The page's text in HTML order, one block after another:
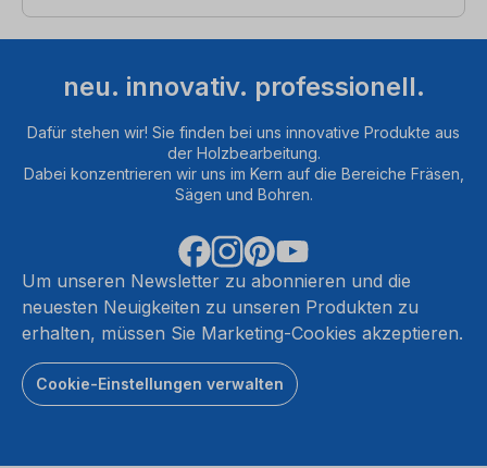
neu. innovativ. professionell.
Dafür stehen wir! Sie finden bei uns innovative Produkte aus
der Holzbearbeitung.
Dabei konzentrieren wir uns im Kern auf die Bereiche Fräsen,
Sägen und Bohren.
Um unseren Newsletter zu abonnieren und die
neuesten Neuigkeiten zu unseren Produkten zu
erhalten, müssen Sie Marketing-Cookies akzeptieren.
Cookie-Einstellungen verwalten